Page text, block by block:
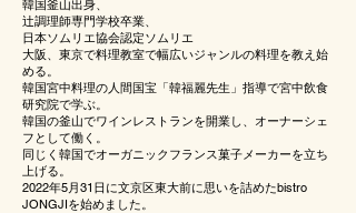
韓国釜山出身、
辻調理師専門学校卒業、
日本ソムリエ協会認定ソムリエ
大阪、東京で料理教室で幅広いジャンルの料理を教え始
める。
韓国宮中料理の人間国宝「韓福麗先生」指導で宮中飲食
研究院で学ぶ。
韓国の釜山でワインレストランを開業し、オーナーシェ
フとして働く。
同じく韓国でオーガニックフランス菓子メーカーを立ち
上げる。
2022年5月31日に文京区東大前に思いを詰めたbistro
JONGJIを始めました。